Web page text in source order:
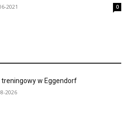
2021 0
treningowy w Eggendorf
2026